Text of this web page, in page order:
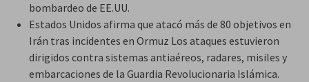
bombardeo de EE.UU.
Estados Unidos afirma que atacó más de 80 objetivos en
Irán tras incidentes en Ormuz Los ataques estuvieron
dirigidos contra sistemas antiaéreos, radares, misiles y
embarcaciones de la Guardia Revolucionaria Islámica.